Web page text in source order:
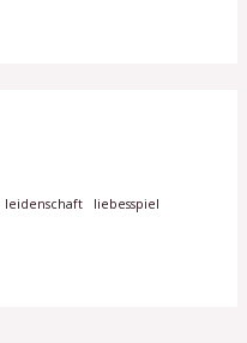
leidenschaft liebesspiel